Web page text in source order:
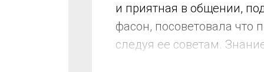
и приятная в общении,
фасон, посоветовала что
следуя ее советам.